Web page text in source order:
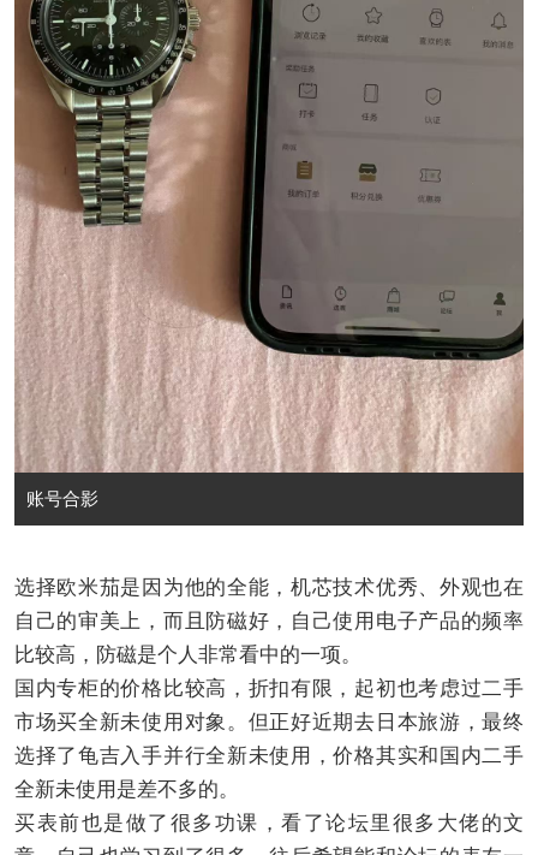
账号合影
选择欧米茄是因为他的全能，机芯技术优秀、外观也在
自己的审美上，而且防磁好，自己使用电子产品的频率
比较高，防磁是个人非常看中的一项。
国内专柜的价格比较高，折扣有限，起初也考虑过二手
市场买全新未使用对象。但正好近期去日本旅游，最终
选择了龟吉入手并行全新未使用，价格其实和国内二手
全新未使用是差不多的。
买表前也是做了很多功课，看了论坛里很多大佬的文